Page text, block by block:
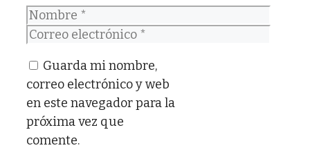
Nombre
Correo
Guarda mi nombre,
correo electrónico y web
en este navegador para la
próxima vez que
comente.